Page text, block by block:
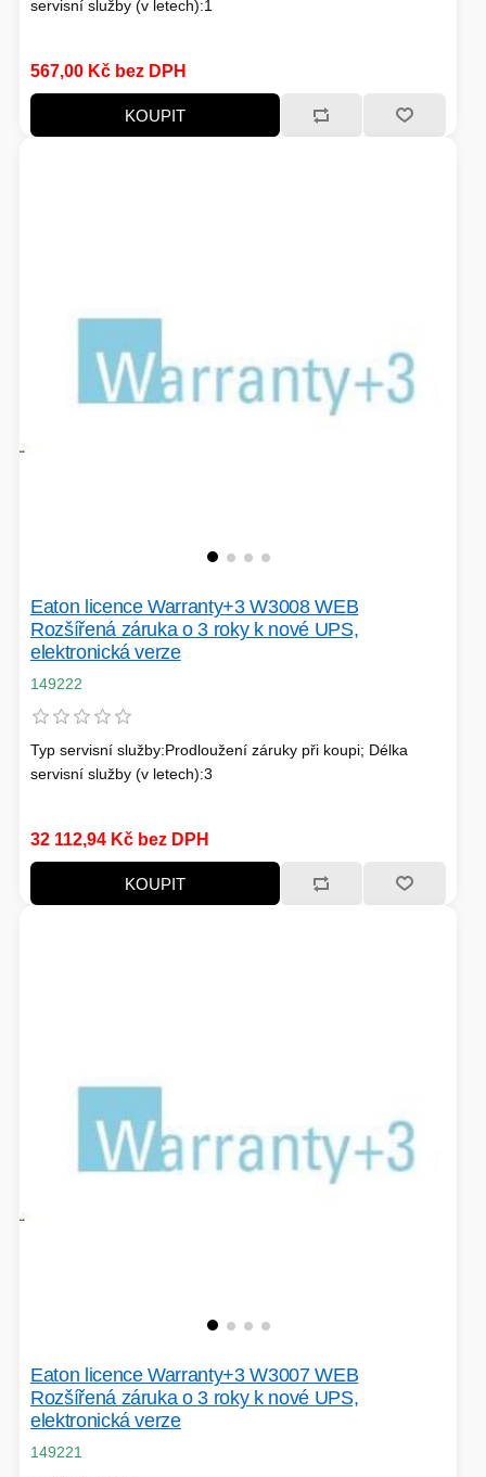
servisní služby (v letech):1
567,00 Kč bez DPH
KOUPIT
Eaton licence Warranty+3 W3008 WEB
Rozšířená záruka o 3 roky k nové UPS,
elektronická verze
149222
Typ servisní služby:Prodloužení záruky při koupi; Délka
servisní služby (v letech):3
32 112,94 Kč bez DPH
KOUPIT
Eaton licence Warranty+3 W3007 WEB
Rozšířená záruka o 3 roky k nové UPS,
elektronická verze
149221